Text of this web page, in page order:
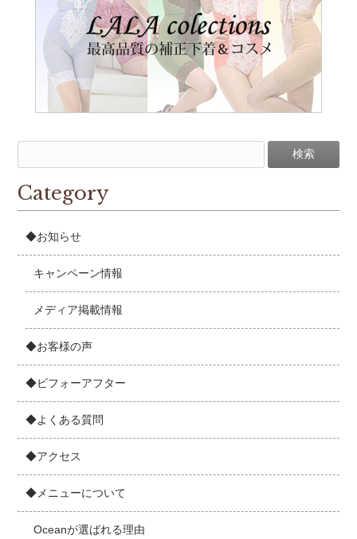
Category
◆お知らせ
キャンペーン情報
メディア掲載情報
◆お客様の声
◆ビフォーアフター
◆よくある質問
◆アクセス
◆メニューについて
Oceanが選ばれる理由